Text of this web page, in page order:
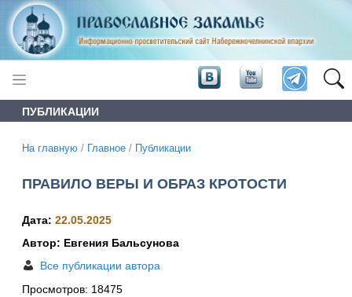
ПУБЛИКАЦИИ
На главную / Главное / Публикации
ПРАВИЛО ВЕРЫ И ОБРАЗ КРОТОСТИ
Дата: 22.05.2025
Автор: Евгения Бальсунова
Все публикации автора
Просмотров: 18475